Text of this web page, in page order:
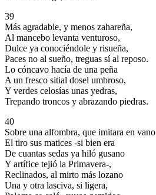
39
Más agradable, y menos zahareña,
Al mancebo levanta venturoso,
Dulce ya conociéndole y risueña,
Paces no al sueño, treguas sí al reposo.
Lo cóncavo hacía de una peña
A un fresco sitial dosel umbroso,
Y verdes celosías unas yedras,
Trepando troncos y abrazando piedras.
40
Sobre una alfombra, que imitara en vano
El tiro sus matices -si bien era
De cuantas sedas ya hiló gusano
Y artífice tejió la Primavera-,
Reclinados, al mirto más lozano
Una y otra lasciva, si ligera,